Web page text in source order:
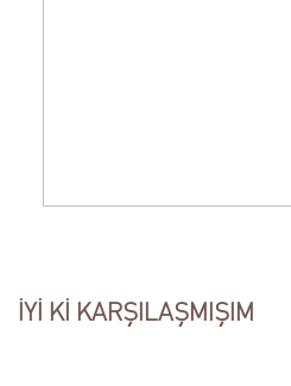
İYİ Kİ KARŞILAŞMIŞIM